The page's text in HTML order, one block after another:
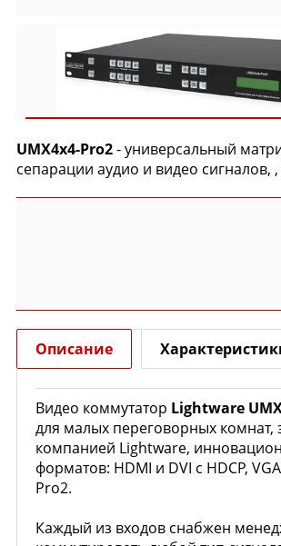
UMX4x4-Pro2- универсальный
сепарации аудио и видео сигналов,
Описание
Видео коммутатор Lightware
для малых переговорных
компанией Lightware,
форматов: HDMI и DVI с HDCP,
Pro2.
Каждый из входов снабжен